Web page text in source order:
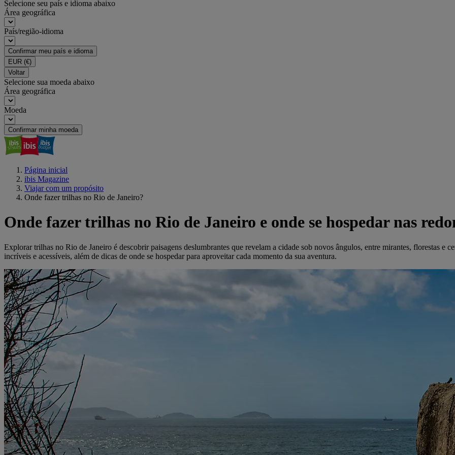
Selecione seu país e idioma abaixo
Área geográfica
País/região-idioma
Confirmar meu país e idioma
EUR (€)
Voltar
Selecione sua moeda abaixo
Área geográfica
Moeda
Confirmar minha moeda
Página inicial
ibis Magazine
Viajar com um propósito
Onde fazer trilhas no Rio de Janeiro?
Onde fazer trilhas no Rio de Janeiro e onde se hospedar nas
Explorar trilhas no Rio de Janeiro é descobrir paisagens deslumbrantes que revelam a cidade sob novos ângulos, entre mirantes, florestas e
incríveis e acessíveis, além de dicas de onde se hospedar para aproveitar cada momento da sua aventura.